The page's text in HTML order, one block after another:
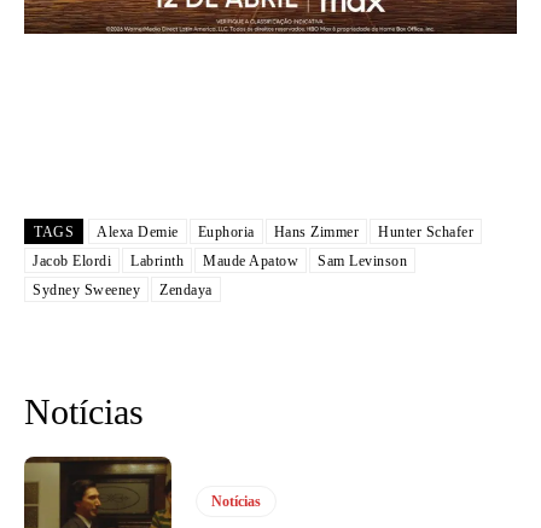
TAGS Alexa Demie Euphoria Hans Zimmer
Hunter Schafer
Jacob Elordi
Labrinth Maude Apatow
Sam Levinson
Sydney Sweeney
Zendaya
Notícias
Notícias